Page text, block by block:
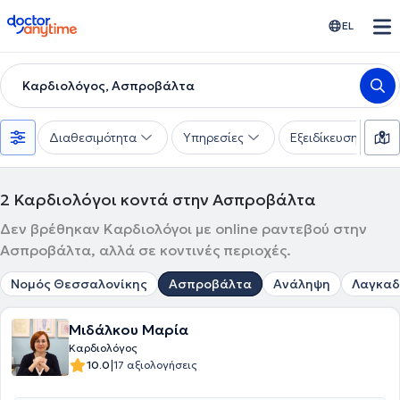
doctoranytime EL
Καρδιολόγος, Ασπροβάλτα
Διαθεσιμότητα Υπηρεσίες Εξειδίκευση
2 Καρδιολόγοι κοντά στην Ασπροβάλτα
Δεν βρέθηκαν Καρδιολόγοι με online ραντεβού στην
Ασπροβάλτα, αλλά σε κοντινές περιοχές.
Νομός Θεσσαλονίκης Ασπροβάλτα Ανάληψη
Μιδάλκου Μαρία
Καρδιολόγος
10.0|17 αξιολογήσεις